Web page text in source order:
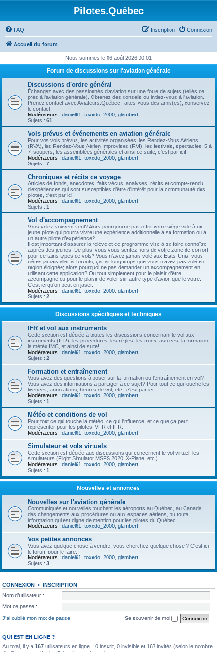
Pilotes.Québec
FAQ Connexion
Inscription
Accueil du forum
Nous sommes le 06 août 2026 00:01
Forum de discussions sur l'aviation générale
Discussions d'ordre général
Échangez avec des passionnés d'aviation sur une foule de sujets (reliés de
près à l'aviation générale). Obtenez des conseils ou initiez-vous à l'aviation.
Prenez contact avec Aviateurs.Québec, faites-vous des amis(es), conservez
le contact.
Modérateurs : daniel61 toxedo_2000 glambert
Sujets : 61
Vols prévus et événements en aviation générale
Pour vos vols prévus, les activités organisées, les Rendez-Vous Aériens
(RVA), les Rendez-Vous Aérien Improvisés (RVI), les festivals, spectacles, 5 à
7, soupers, les assemblées générales et ainsi de suite, c'est par ici!
Modérateurs : daniel61 toxedo_2000 glambert
Sujets : 7
Chroniques et récits de voyage
Articles de fonds, anecdotes, faits vécus, analyses, récits et compte-rendu
d'expériences qui sont susceptibles d'être d'intérêt pour la communauté des
pilotes, c'est par ici!
Modérateurs : daniel61 toxedo_2000 glambert
Sujets : 1
Vol d'accompagnement
Vous volez souvent seul? Alors pourquoi ne pas offrir votre siège vide à un
jeune pilote qui pourra vivre une expérience additionnelle à sa formation ou à
un autre pilote d’expérience?
Il est important d’assurer la relève et ce programme vise à se faire connaître
auprès des jeunes. De plus, vous vous sentez hors de votre zone de confort
pour certains types de vols? Vous n’avez jamais volé aux États-Unis, vous
n’êtes jamais aller à Toronto; ça fait longtemps que vous n’avez pas volé en
région éloignée; alors pourquoi ne pas demander un accompagnement en
utilisant cette application? Ou tout simplement pour le plaisir d’être
accompagné ou pour le plaisir de voler sur autre type d’avion que le vôtre.
C'est ici qu'on peut en jaser.
Modérateurs : daniel61 toxedo_2000 glambert
Sujets : 2
Discussions spécifiques et techniques
IFR et vol aux instruments
Cette section est dédiée à toutes les discussions concernant le vol aux
instruments (IFR), les procédures, les règles, les trucs, astuces, la formation,
la météo IMC, et ainsi de suite!
Modérateurs : daniel61 toxedo_2000 glambert
Sujets : 2
Formation et entraînement
Vous avez des questions à poser sur la formation ou l'entraînement en vol?
Vous avez des informations à partager à ce sujet? Pour tout ce qui touche les
licences, annotations, heures de vol, etc., c'est par ici!
Modérateurs : daniel61 toxedo_2000 glambert
Sujets : 1
Météo et conditions de vol
Pour tout ce qui touche la météo, ce qui l'influence, et ce que ça peut
représenter pour les pilotes, VFR et IFR.
Modérateurs : daniel61 toxedo_2000 glambert
Simulateur et vols virtuels
Cette section est dédiée aux discussions qui concernent le vol virtuel, les
simulateurs (Flight Simulator MSFS 2020, X-Plane, etc.).
Modérateurs : daniel61 toxedo_2000 glambert
Sujets : 1
Nouvelles et annonces
Nouvelles sur l'aviation générale
Communiqués et nouvelles touchant les aéroports au Québec, au Canada,
des changements aux procédures ou aux espaces aériens, ou toute
information qui est digne de mention pour les pilotes du Québec.
Modérateurs : daniel61 toxedo_2000 glambert
Vos petites annonces
Vous avez quelque chose à vendre, vous cherchez quelque chose ? C'est ici
le forum pour le faire.
Modérateurs : daniel61 toxedo_2000 glambert
Sujets : 3
CONNEXION • INSCRIPTION
Nom d’utilisateur :
Mot de passe :
J’ai oublié mon mot de passe
Se souvenir de moi
QUI EST EN LIGNE ?
Au total, il y a 167 utilisateurs en ligne :: 0 inscrit, 0 invisible et 167 invités (selon le nombre